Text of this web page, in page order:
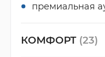
премиальная
КОМФОРТ (23)